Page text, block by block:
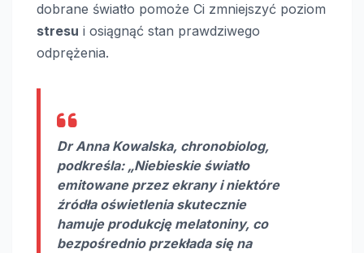
dobrane światło pomoże Ci zmniejszyć poziom
stresu i osiągnąć stan prawdziwego
odprężenia.
Dr Anna Kowalska, chronobiolog,
podkreśla: „Niebieskie światło
emitowane przez ekrany i niektóre
źródła oświetlenia skutecznie
hamuje produkcję melatoniny, co
bezpośrednio przekłada się na